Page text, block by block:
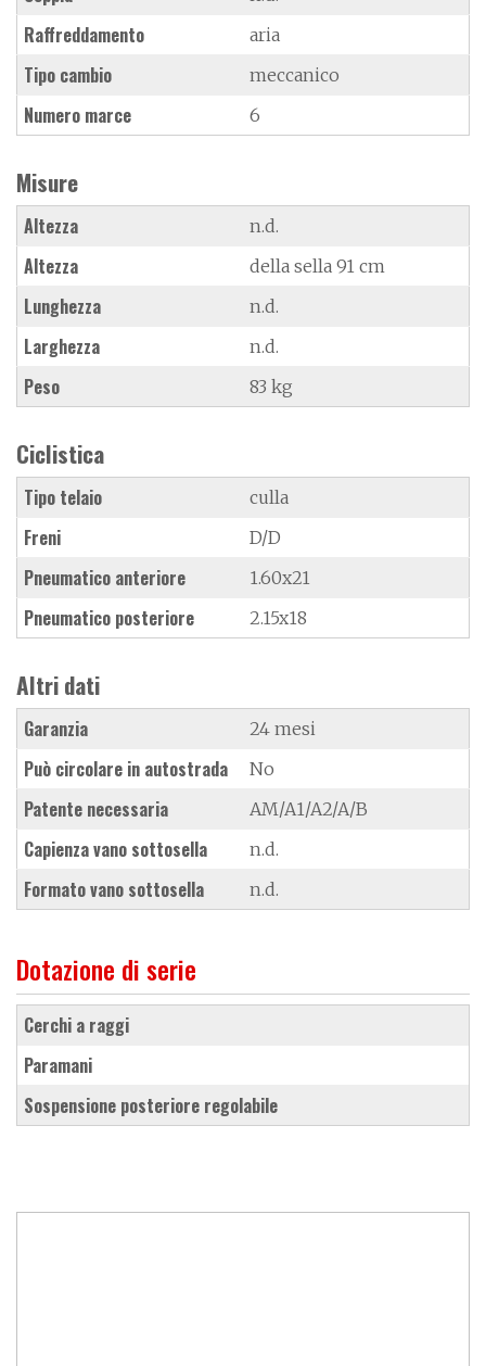
Raffreddamento aria
Tipo cambio meccanico
Numero marce 6
Misure
Altezza n.d.
Altezza della sella 91 cm
Lunghezza n.d.
Larghezza n.d.
Peso 83 kg
Ciclistica
Tipo telaio culla
Freni D/D
Pneumatico anteriore 1.60x21
Pneumatico posteriore 2.15x18
Altri dati
Garanzia 24 mesi
Può circolare in autostrada No
Patente necessaria AM/A1/A2/A/B
Capienza vano sottosella n.d.
Formato vano sottosella n.d.
Dotazione di serie
cerchi a raggi
paramani
sospensione posteriore regolabile